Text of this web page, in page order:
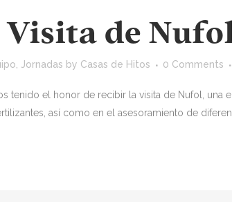
Visita de Nufol
Jornadas by Casas de Hitos 0 Comments
tenido el honor de recibir la visita de Nufol,
así como en el asesoramiento de